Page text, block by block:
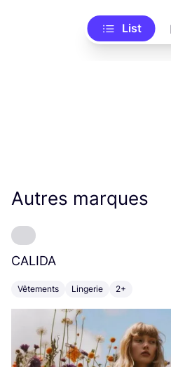
List
Autres marques
CALIDA
Vêtements Lingerie 2+